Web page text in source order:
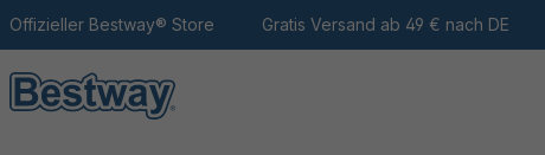
Hauptinhalt
Zur Suche
Zur Hauptnavigation
Offizieller Bestway® Store Gratis Versand ab 49 € nach DE